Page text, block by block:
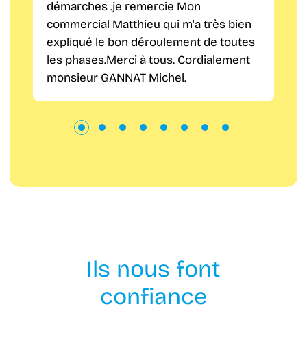
démarches .je remercie Mon
commercial Matthieu qui m'a très bien
expliqué le bon déroulement de toutes
les phases.Merci à tous. Cordialement
monsieur GANNAT Michel.
Ils nous font
confiance